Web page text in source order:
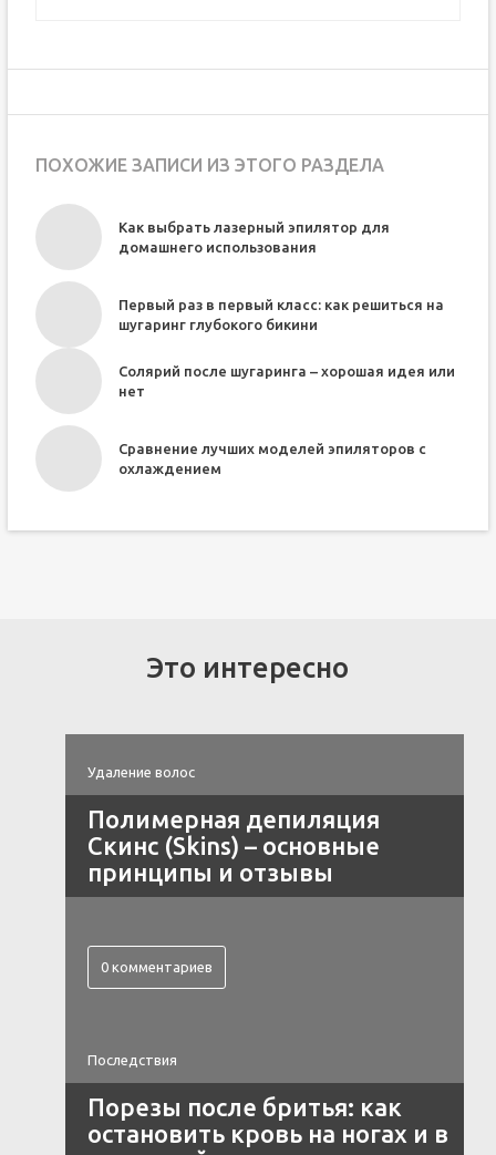
ПОХОЖИЕ ЗАПИСИ ИЗ ЭТОГО РАЗДЕЛА
Как выбрать лазерный эпилятор для
домашнего использования
Первый раз в первый класс: как решиться на
шугаринг глубокого бикини
Солярий после шугаринга – хорошая идея или
нет
Сравнение лучших моделей эпиляторов с
охлаждением
Это интересно
Удаление волос
Полимерная депиляция
Скинс (Skins) – основные
принципы и отзывы
0 комментариев
Последствия
Порезы после бритья: как
остановить кровь на ногах и в